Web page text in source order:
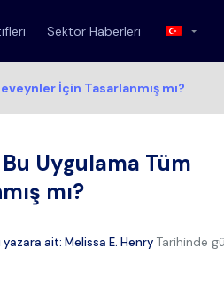
Sektör Haberleri
İçin Tasarlanmış mı?
Uygulama Tüm
mı?
ait: Melissa E. Henry Tarihinde